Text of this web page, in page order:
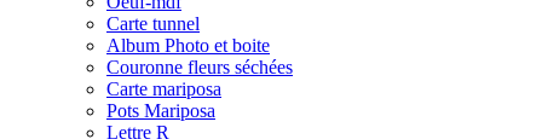
Carte tunnel
Album Photo et boite
Couronne fleurs séchées
Carte mariposa
Pots Mariposa
Lettre R